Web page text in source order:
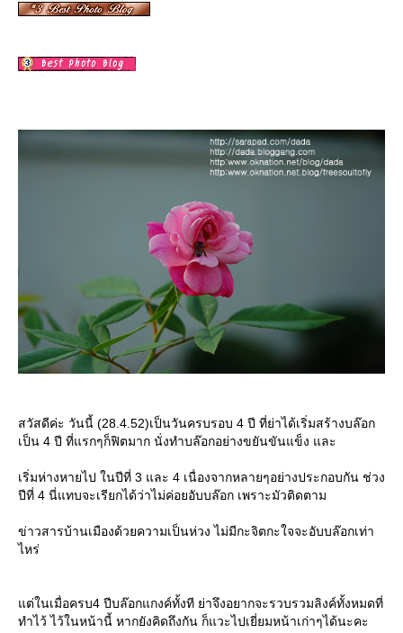
สวัสดีค่ะ วันนี้ (28.4.52)เป็นวันครบรอบ 4 ปี ที่ย่าได้เริ่มสร้างบล๊อก
เป็น 4 ปี ที่แรกๆก็ฟิตมาก นั่งทำบล๊อกอย่างขยันขันแข็ง และ
เริ่มห่างหายไป ในปีที่ 3 และ 4 เนื่องจากหลายๆอย่างประกอบกัน ช่วง
ปีที่ 4 นี่แทบจะเรียกได้ว่าไม่ค่อยอับบล๊อก เพราะมัวติดตาม
ข่าวสารบ้านเมืองด้วยความเป็นห่วง ไม่มีกะจิตกะใจจะอับบล๊อกเท่า
ไหร่
ต่ในเมื่อครบ4 ปีบล๊อกแกงค์ทั้งที ย่าจึงอยากจะรวบรวมลิงค์ทั้งหมดที่
ทำไว้ ไว้ในหน้านี้ หากยังคิดถึงกัน ก็แวะไปเยี่ยมหน้าเก่าๆได้นะคะ